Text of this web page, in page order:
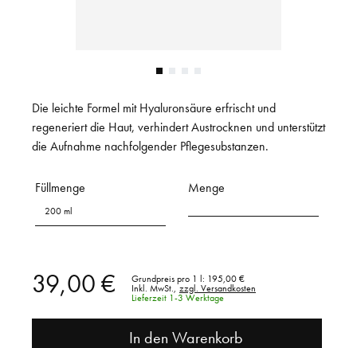
Die leichte Formel mit Hyaluronsäure erfrischt und
regeneriert die Haut, verhindert Austrocknen und unterstützt
die Aufnahme nachfolgender Pflegesubstanzen.
Füllmenge
200 ml
Menge
39,00 € Grundpreis pro 1 l: 195,00 €
Inkl. MwSt.,
zzgl. Versandkosten
Lieferzeit 1-3 Werktage
In den Warenkorb